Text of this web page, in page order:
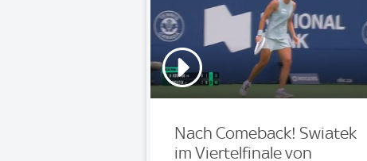
Nach Comeback! Swiatek
im Viertelfinale von